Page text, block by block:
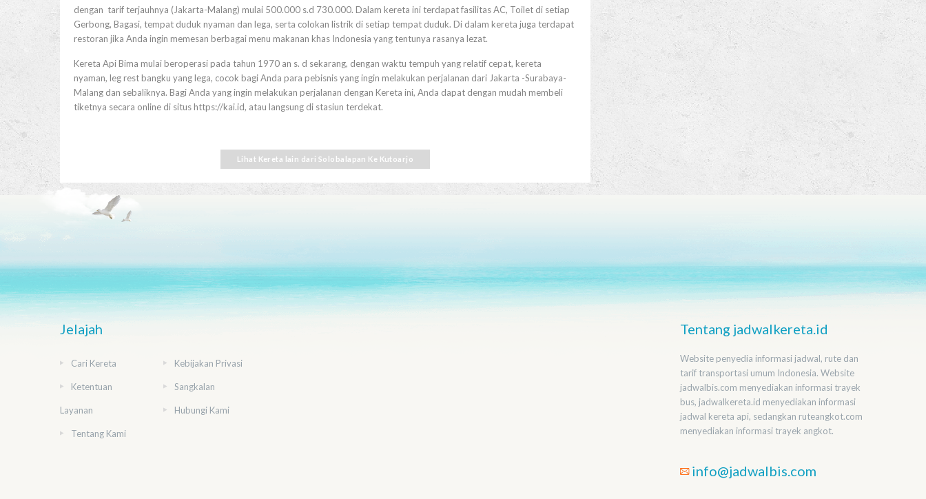
dengan tarif terjauhnya (Jakarta-Malang) mulai 500.000 s.d 730.000. Dalam kereta ini terdapat fasilitas AC, Toilet di setiap
Gerbong, Bagasi, tempat duduk nyaman dan lega, serta colokan listrik di setiap tempat duduk. Di dalam kereta juga terdapat
restoran jika Anda ingin memesan berbagai menu makanan khas Indonesia yang tentunya rasanya lezat.
Kereta Api Bima mulai beroperasi pada tahun 1970 an s. d sekarang, dengan waktu tempuh yang relatif cepat, kereta
nyaman, leg rest bangku yang lega, cocok bagi Anda para pebisnis yang ingin melakukan perjalanan dari Jakarta -Surabaya-
Malang dan sebaliknya. Bagi Anda yang ingin melakukan perjalanan dengan Kereta ini, Anda dapat dengan mudah membeli
tiketnya secara online di situs https://kai.id, atau langsung di stasiun terdekat.
Lihat Kereta lain dari Solobalapan Ke Kutoarjo
Jelajah
Cari Kereta Kebijakan Privasi
Ketentuan
Layanan
Sangkalan
Hubungi Kami
Tentang Kami
Tentang jadwalkereta.id
Website penyedia informasi jadwal, rute dan
tarif transportasi umum Indonesia. Website
jadwalbis.com menyediakan informasi trayek
bus, jadwalkereta.id menyediakan informasi
jadwal kereta api, sedangkan ruteangkot.com
menyediakan informasi trayek angkot.
info@jadwalbis.com